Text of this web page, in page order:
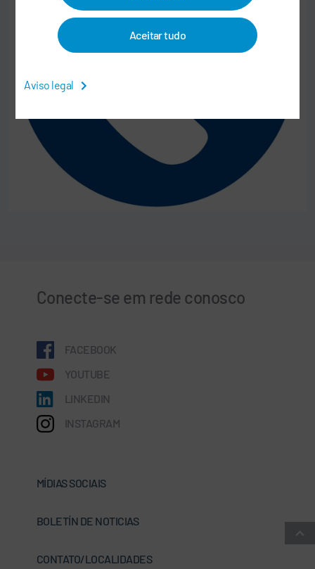
Aceitar tudo
Aviso legal
Conecte-se em rede conosco
FACEBOOK
YOUTUBE
LINKEDIN
INSTAGRAM
MÍDIAS SOCIAIS
BOLETÍN DE NOTICIAS
CONTATO/LOCALIDADES